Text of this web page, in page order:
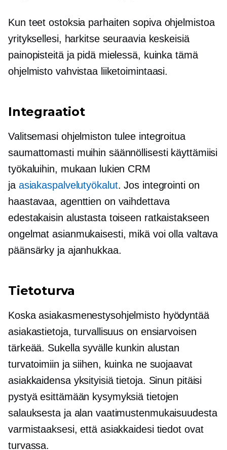
Kun teet ostoksia parhaiten sopivaohjelmistoa
yrityksellesi, harkitse seuraavia keskeisiä
painopisteitä ja pidä mielessä, kuinka tämä
ohjelmisto vahvistaa liiketoimintaasi.
Integraatiot
Valitsemasi ohjelmiston tulee integroitua
saumattomasti muihin säännöllisesti käyttämiisi
työkaluihin, mukaan lukien CRM
ja asiakaspalvelutyökalut. Jos integrointi on
haastavaa, agenttien on vaihdettava
edestakaisin alustasta toiseen ratkaistakseen
ongelmat asianmukaisesti, mikä voi olla valtava
päänsärky ja ajanhukkaa.
Tietoturva
Koska asiakasmenestysohjelmisto hyödyntää
asiakastietoja, turvallisuus on ensiarvoisen
tärkeää. Sukella syvälle kunkin alustan
turvatoimiin ja siihen, kuinka ne suojaavat
asiakkaidensa yksityisiä tietoja. Sinun pitäisi
pystyä esittämään kysymyksiä tietojen
salauksesta ja alan vaatimustenmukaisuudesta
varmistaaksesi, että asiakkaidesi tiedot ovat
turvassa.